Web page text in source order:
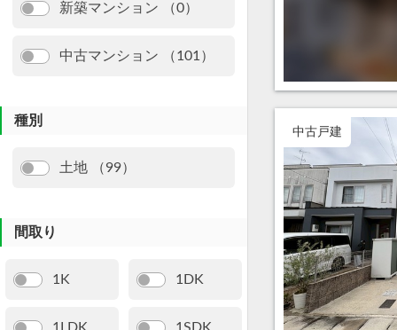
新築マンション （0）
中古マンション （101）
種別
土地 （99）
間取り
1K 1DK
中古戸建